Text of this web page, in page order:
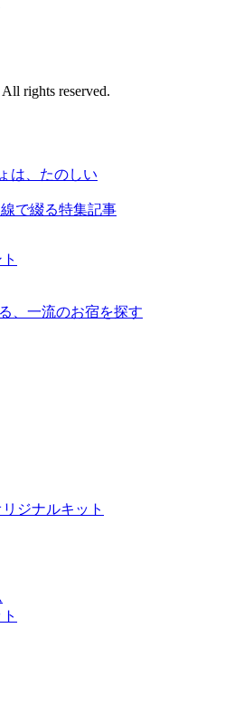
rights reserved.
で綴る特集記事
、一流のお宿を探す
ジナルキット